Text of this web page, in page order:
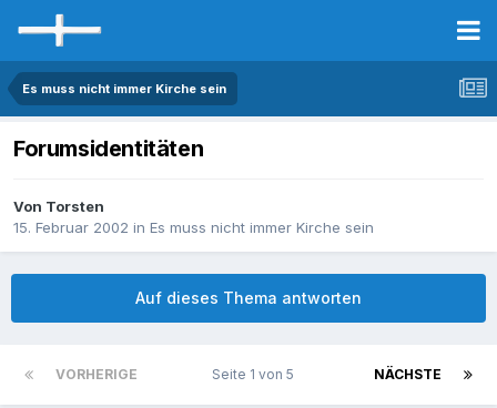
Es muss nicht immer Kirche sein
Forumsidentitäten
Von Torsten
15. Februar 2002 in Es muss nicht immer Kirche sein
Auf dieses Thema antworten
VORHERIGE NÄCHSTE
Seite 1 von 5